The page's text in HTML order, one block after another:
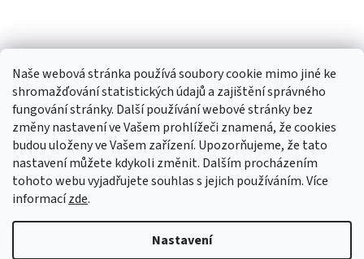
Naše webová stránka používá soubory cookie mimo jiné ke
shromažďování statistických údajů a zajištění správného
fungování stránky. Další používání webové stránky bez
změny nastavení ve Vašem prohlížeči znamená, že cookies
budou uloženy ve Vašem zařízení. Upozorňujeme, že tato
nastavení můžete kdykoli změnit. Dalším procházením
tohoto webu vyjadřujete souhlas s jejich používáním. Více
informacízde.
Nastavení
TIk Tok Instagram Facebook
Vytvořil Shoptet